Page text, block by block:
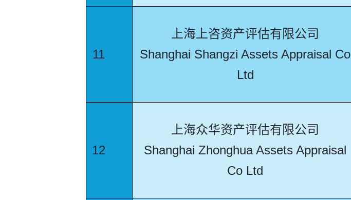
11
上海上咨资产评估有限公司
Shanghai Shangzi Assets Appraisal Co
Ltd
12
上海众华资产评估有限公司
Shanghai Zhonghua Assets Appraisal
Co Ltd